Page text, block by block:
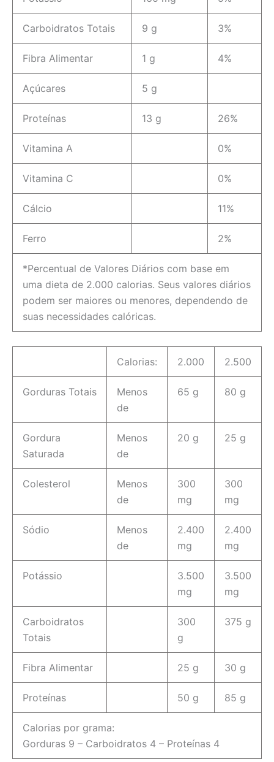
Carboidratos Totais 9 g 3%
Fibra Alimentar 1 g 4%
Açúcares 5 g
Proteínas 13 g 26%
Vitamina A 0%
Vitamina C 0%
Cálcio 11%
Ferro 2%
*Percentual de Valores Diários com base em
uma dieta de 2.000 calorias. Seus valores diários
podem ser maiores ou menores, dependendo de
suas necessidades calóricas.
Calorias: 2.000 2.500
Gorduras Totais
Menos
de
65 g 80 g
Gordura
Saturada
Menos
de
20 g 25 g
Colesterol
Menos
de
300
mg
300
mg
Sódio
Menos
de
2.400
mg
2.400
mg
Potássio
3.500
mg
3.500
mg
Carboidratos
Totais
300
g
375 g
Fibra Alimentar 25 g 30 g
Proteínas 50 g 85 g
Calorias por grama:
Gorduras 9 – Carboidratos 4 – Proteínas 4